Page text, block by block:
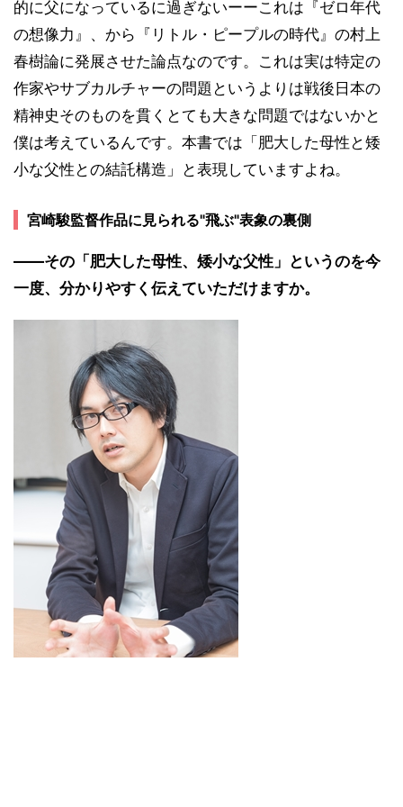
的に父になっているに過ぎないーーこれは『ゼロ年代
の想像力』、から『リトル・ピープルの時代』の村上
春樹論に発展させた論点なのです。これは実は特定の
作家やサブカルチャーの問題というよりは戦後日本の
精神史そのものを貫くとても大きな問題ではないかと
僕は考えているんです。本書では「肥大した母性と矮
小な父性との結託構造」と表現していますよね。
宮崎駿監督作品に見られる"飛ぶ"表象の裏側
――その「肥大した母性、矮小な父性」というのを今
一度、分かりやすく伝えていただけますか。